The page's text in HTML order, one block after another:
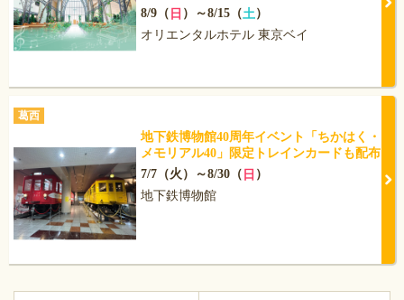
8/9（ 日 ）～8/15（土 ）
オリエンタルホテル 東京ベイ
葛西
地下鉄博物館40周年イベント「ちかはく・
メモリアル40」限定トレインカードも配布
7/7（火）～8/30（ 日 ）
地下鉄博物館